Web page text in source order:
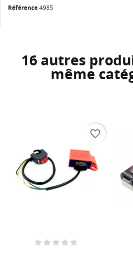
Référence4985
16 autres
même
favorite_border